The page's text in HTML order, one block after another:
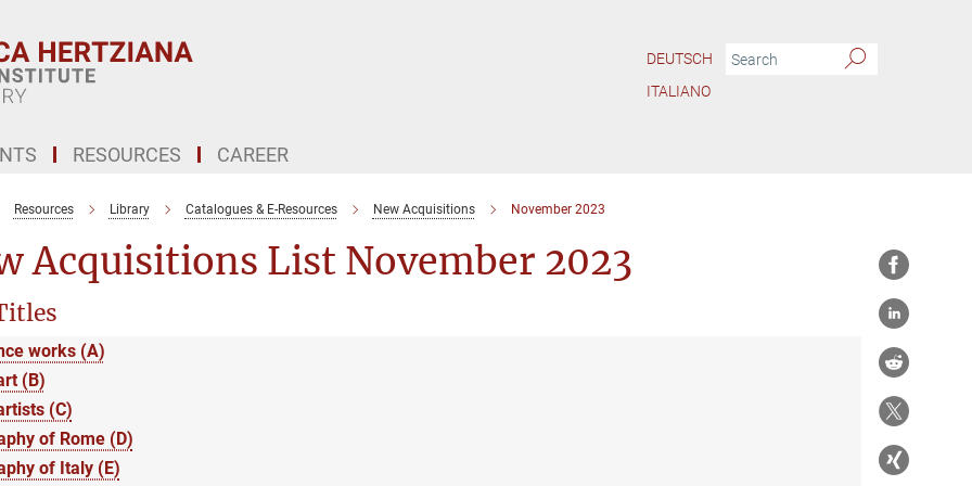
DEUTSCH
ITALIANO
RESOURCES CAREER
Resources Library Catalogues & E-Resources New Acquisitions November 2023
Acquisitions List November 2023
works (A)
(B)
(C)
of Rome (D)
of Italy (E)